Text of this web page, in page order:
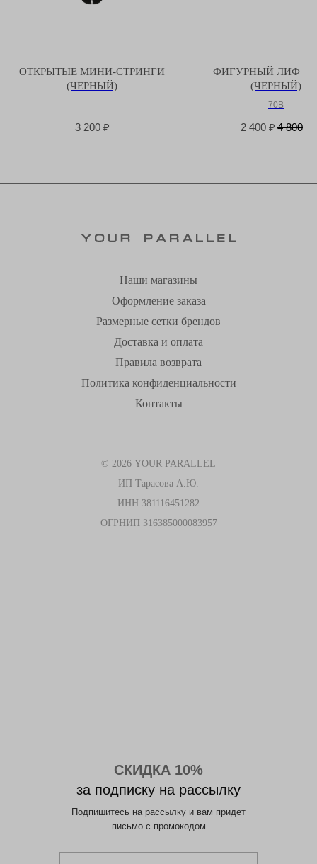
ОТКРЫТЫЕ МИНИ-СТРИНГИ
(ЧЕРНЫЙ)
3 200 ₽
ФИГУРНЫЙ ЛИФ
(ЧЕРНЫЙ)
70B
2 400 ₽ 4 800
Наши магазины
Оформление заказа
Размерные сетки брендов
Доставка и оплата
Правила возврата
Политика конфиденциальности
Контакты
© 2026 YOUR PARALLEL
ИП Тарасова А.Ю.
ИНН 381116451282
ОГРНИП 316385000083957
СКИДКА 10%
за подписку на рассылку
Подпишитесь на рассылку и вам придет
письмо с промокодом